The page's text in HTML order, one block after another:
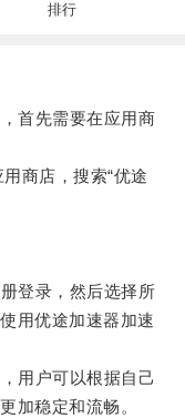
排行
首先需要在应用商
商店，搜索“优途
登录，然后选择所
用优途加速器加速
用户可以根据自己
加稳定和流畅。